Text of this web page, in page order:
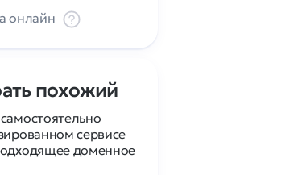
онлайн
похожий
сервисе
доменное